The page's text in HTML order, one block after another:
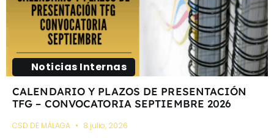
Noticias Internas
CALENDARIO Y PLAZOS DE PRESENTACIÓN
TFG – CONVOCATORIA SEPTIEMBRE 2026
CSD DE MÁLAGA 8 julio, 2026